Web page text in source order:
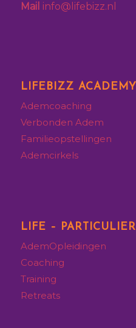
Mail info@lifebizz.nl
LIFEBIZZ ACADEMY
Ademcoaching
Verbonden Adem
Familieopstellingen
Ademcirkels
LIFE – PARTICULIER
AdemOpleidingen
Coaching
Training
Retreats